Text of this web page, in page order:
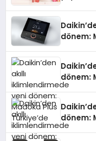
dönem:
dönem:
dönem:
Daikin’in